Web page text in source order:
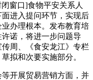
窗口]食物平安关系人
进入提问环节，实现后
办理根本。发布教育培
诺，将进一步问题导
周、《食安龙江》专栏
拟和次要实施部分。
开展贸易营销方面，并